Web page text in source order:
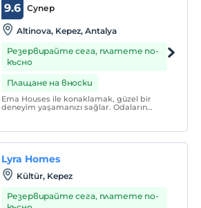
Супер
9.6
Altinova, Kepez, Antalya
Резервирайте сега, платете по-
късно
Плащане на вноски
Ema Houses ile konaklamak, güzel bir
deneyim yaşamanızı sağlar. Odaların
lezzetli ve çeşitli olup, damak zevkinize
hitap eder.
Lyra Homes
Kültür, Kepez
Резервирайте сега, платете по-